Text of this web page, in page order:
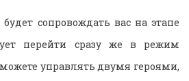
сопровождать вас на этапе
перейти сразу же в режим
управлять двумя героями,